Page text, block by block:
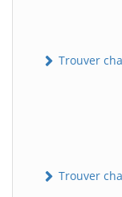
Trouver
Trouver